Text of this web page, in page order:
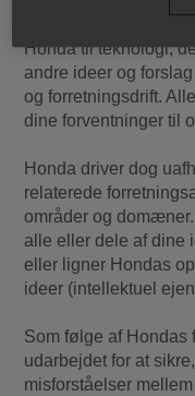
Honda til teknologi,
andre ideer og
og forretningsdrift.
dine forventninger til
Honda driver dog
relaterede
områder og
alle eller dele af dine
eller ligner Hondas
ideer (intellektuel
Som følge af Hondas
udarbejdet for at
misforståelser